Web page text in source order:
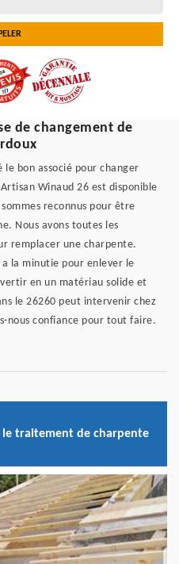
de changement de
le bon associé pour changer
Winaud 26 est disponible
reconnus pour être
Nous avons toutes les
remplacer une charpente.
la minutie pour enlever le
en un matériau solide et
le 26260 peut intervenir chez
nous confiance pour tout faire.
le traitement de charpente